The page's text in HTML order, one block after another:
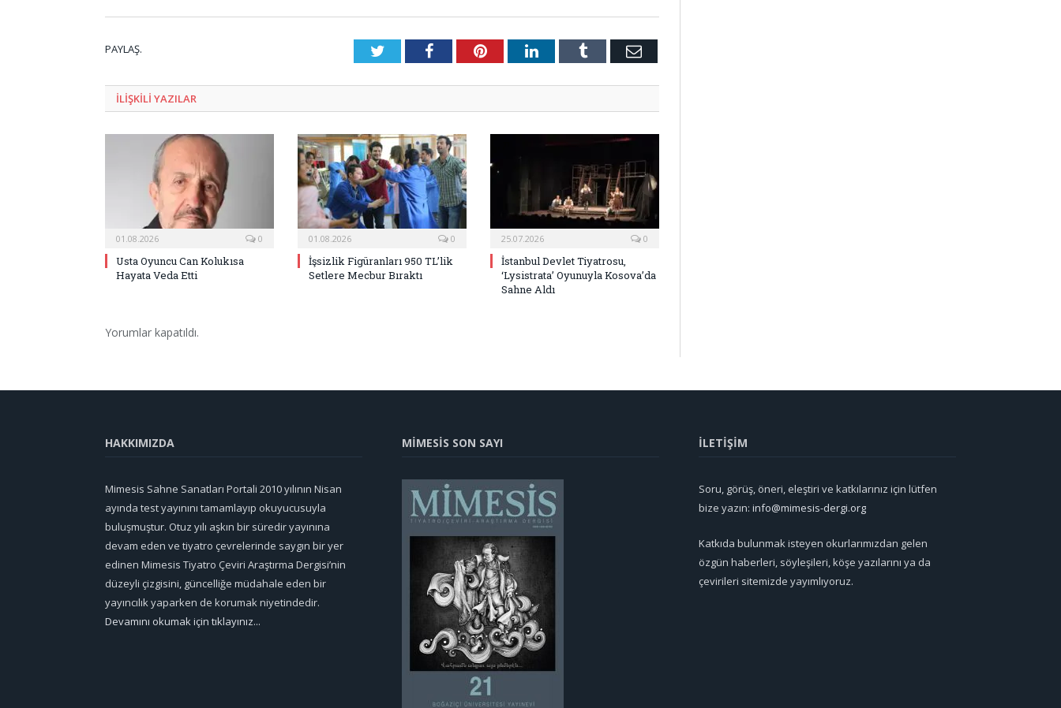
PAYLAŞ. TwitterFacebookPinterestLinkedInTumblr E-
ILIŞKILI YAZILAR
01.08.2026 0
Usta Oyuncu Can Kolukısa
Hayata Veda Etti
01.08.2026 0
İşsizlik Figüranları 950 TL’lik
Setlere Mecbur Bıraktı
25.07.2026 0
İstanbul Devlet Tiyatrosu,
‘Lysistrata’ Oyunuyla Kosova’da
Sahne Aldı
Yorumlar kapatıldı.
HAKKIMIZDA
Mimesis Sahne Sanatları Portali 2010 yılının Nisan
ayında test yayınını tamamlayıp okuyucusuyla
buluşmuştur. Otuz yılı aşkın bir süredir yayınına
devam eden ve tiyatro çevrelerinde saygın bir yer
edinen Mimesis Tiyatro Çeviri Araştırma Dergisi’nin
düzeyli çizgisini, güncelliğe müdahale eden bir
yayıncılık yaparken de korumak niyetindedir.
Devamını okumak için tıklayınız...
MİMESİS SON SAYI İLETİŞİM
Soru, görüş, öneri, eleştiri ve katkılarınız için lütfen
bize yazın: info@mimesis-dergi.org
Katkıda bulunmak isteyen okurlarımızdan gelen
özgün haberleri, söyleşileri, köşe yazılarını ya da
çevirileri sitemizde yayımlıyoruz.